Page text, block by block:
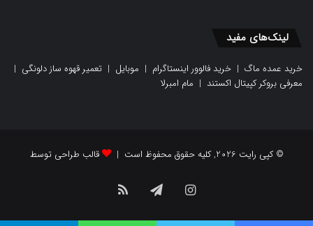
لینک‌های مفید
خرید عمده ماگ | خرید فالوور اینستاگرام | موبایل | تعمیر قهوه ساز دلونگی |
معرفی بروکر کپیتال اکستند | مام امبرلا
© کپی رایت 2026, کلیه حقوق محفوظ است | قالب طراحی توسط
اینستاگرامتلگرامخوراک